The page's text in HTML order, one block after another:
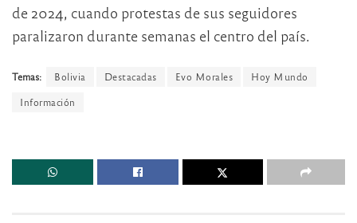
de 2024, cuando protestas de sus seguidores
paralizaron durante semanas el centro del país.
Temas: Bolivia Destacadas Evo Morales
Hoy Mundo
Información